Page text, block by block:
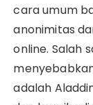
cara umum
anonimitas
online. Salah
adalah